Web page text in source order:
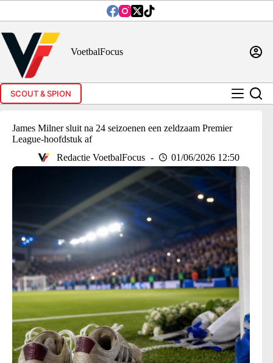
inhoud
VoetbalFocus
SCOUT & SPION
James Milner sluit na 24 seizoenen een zeldzaam Premier
League-hoofdstuk af
Redactie VoetbalFocus
01/06/2026 12:50